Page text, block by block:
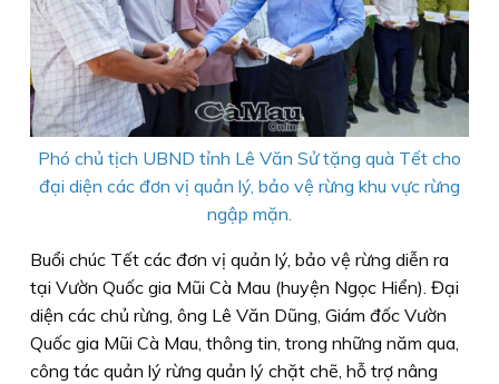
Phó chủ tịch UBND tỉnh Lê Văn Sử tặng quà Tết cho
đại diện các đơn vị quản lý, bảo vệ rừng khu vực rừng
ngập mặn.
Buổi chúc Tết các đơn vị quản lý, bảo vệ rừng diễn ra
tại Vườn Quốc gia Mũi Cà Mau (huyện Ngọc Hiển). Đại
diện các chủ rừng, ông Lê Văn Dũng, Giám đốc Vườn
Quốc gia Mũi Cà Mau, thông tin, trong những năm qua,
công tác quản lý rừng quản lý chặt chẽ, hỗ trợ nâng